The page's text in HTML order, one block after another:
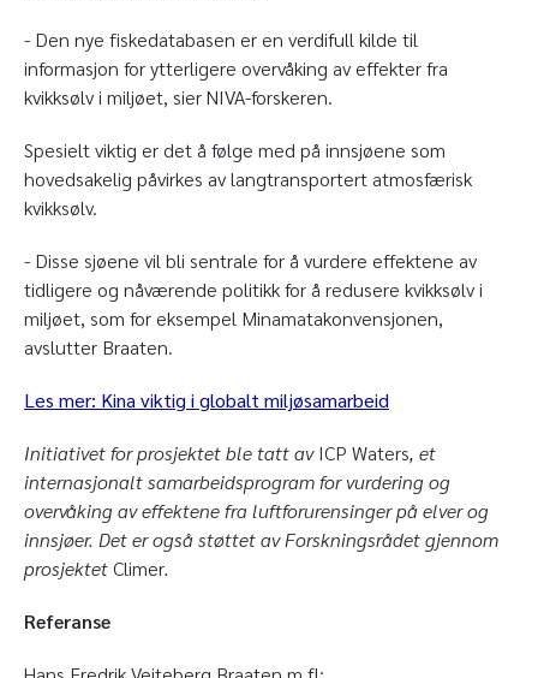
- Den nye fiskedatabasen er en verdifull kilde til
informasjon for ytterligere overvåking av effekter fra
kvikksølv i miljøet, sier NIVA-forskeren.
Spesielt viktig er det å følge med på innsjøene som
hovedsakelig påvirkes av langtransportert atmosfærisk
kvikksølv.
- Disse sjøene vil bli sentrale for å vurdere effektene av
tidligere og nåværende politikk for å redusere kvikksølv i
miljøet, som for eksempel Minamatakonvensjonen,
avslutter Braaten.
Les mer: Kina viktig i globalt miljøsamarbeid
Initiativet for prosjektet ble tatt avICP Waters, et
internasjonalt samarbeidsprogram for vurdering og
overvåking av effektene fra luftforurensinger på elver og
innsjøer. Det er også støttet av Forskningsrådet gjennom
prosjektetClimer.
Referanse